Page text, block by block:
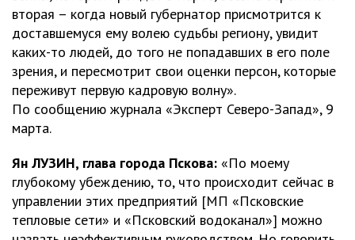
вторая – когда новый губернатор присмотрится к
доставшемуся ему волею судьбы региону, увидит
каких-то людей, до того не попадавших в его поле
зрения, и пересмотрит свои оценки персон, которые
переживут первую кадровую волну».
По сообщению журнала «Эксперт Северо-Запад», 9
марта.
Ян ЛУЗИН, глава города Пскова: «По моему
глубокому убеждению, то, что происходит сейчас в
управлении этих предприятий [МП «Псковские
тепловые сети» и «Псковский водоканал»] можно